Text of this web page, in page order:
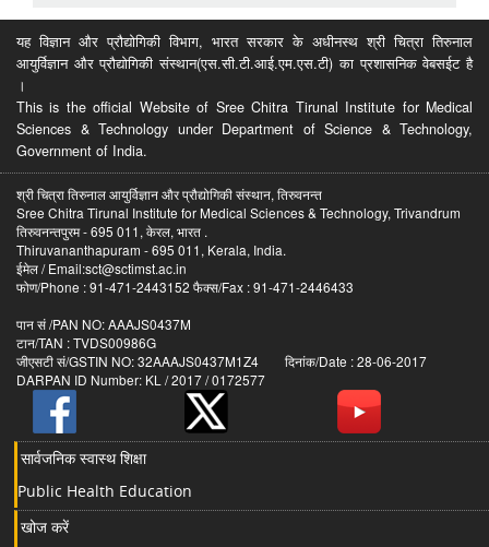
यह विज्ञान और प्रौद्योगिकी विभाग, भारत सरकार के अधीनस्थ श्री चित्रा तिरुनाल
आयुर्विज्ञान और प्रौद्योगिकी संस्थान(एस.सी.टी.आई.एम.एस.टी) का प्रशासनिक वेबसईट है
।
This is the official Website of Sree Chitra Tirunal Institute for Medical
Sciences & Technology under Department of Science & Technology,
Government of India.
श्री चित्रा तिरुनाल आयुर्विज्ञान और प्रौद्योगिकी संस्थान, तिरुवनन्त
Sree Chitra Tirunal Institute for Medical Sciences & Technology, Trivandrum
तिरुवनन्तपुरम - 695 011, केरल, भारत .
Thiruvananthapuram - 695 011, Kerala, India.
ईमेल / Email:sct@sctimst.ac.in
फोण/Phone : 91-471-2443152 फैक्स/Fax : 91-471-2446433
पान सं /PAN NO: AAAJS0437M
टान/TAN : TVDS00986G
जीएसटी सं/GSTIN NO: 32AAAJS0437M1Z4 दिनांक/Date : 28-06-2017
DARPAN ID Number: KL / 2017 / 0172577
सार्वजनिक स्वास्थ शिक्षा
Public Health Education
खोज करें